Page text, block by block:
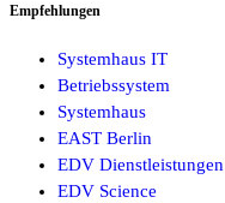
Empfehlungen
Systemhaus IT
Betriebssystem
Systemhaus
EAST Berlin
EDV
EDV Science